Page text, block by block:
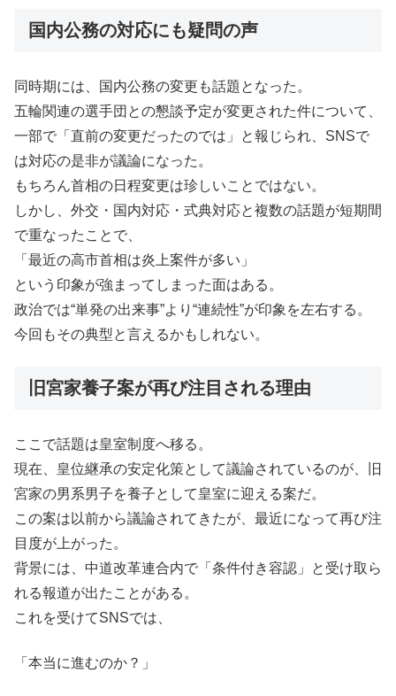
国内公務の対応にも疑問の声
同時期には、国内公務の変更も話題となった。
五輪関連の選手団との懇談予定が変更された件について、
一部で「直前の変更だったのでは」と報じられ、SNSで
は対応の是非が議論になった。
もちろん首相の日程変更は珍しいことではない。
しかし、外交・国内対応・式典対応と複数の話題が短期間
で重なったことで、
「最近の高市首相は炎上案件が多い」
という印象が強まってしまった面はある。
政治では“単発の出来事”より“連続性”が印象を左右する。
今回もその典型と言えるかもしれない。
旧宮家養子案が再び注目される理由
ここで話題は皇室制度へ移る。
現在、皇位継承の安定化策として議論されているのが、旧
宮家の男系男子を養子として皇室に迎える案だ。
この案は以前から議論されてきたが、最近になって再び注
目度が上がった。
背景には、中道改革連合内で「条件付き容認」と受け取ら
れる報道が出たことがある。
これを受けてSNSでは、
「本当に進むのか？」